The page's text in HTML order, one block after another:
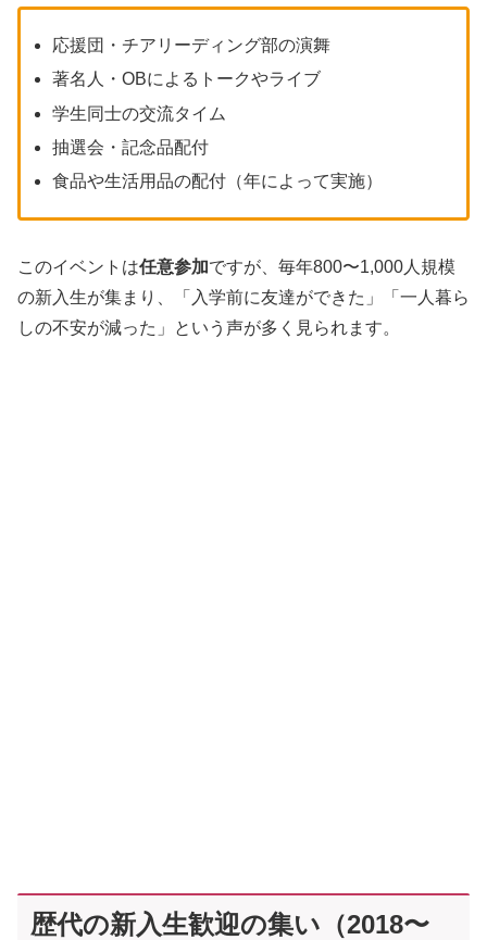
応援団・チアリーディング部の演舞
著名人・OBによるトークやライブ
学生同士の交流タイム
抽選会・記念品配付
食品や生活用品の配付（年によって実施）
このイベントは任意参加ですが、毎年800〜1,000人規模
の新入生が集まり、「入学前に友達ができた」「一人暮ら
しの不安が減った」という声が多く見られます。
歴代の新入生歓迎の集い（2018〜